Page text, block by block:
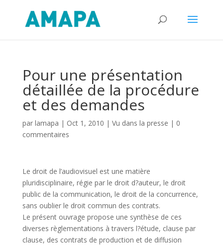
Pour une présentation
détaillée de la procédure
et des demandes
par lamapa | Oct 1, 2010 | Vu dans la presse | 0
commentaires
Le droit de l’audiovisuel est une matière
pluridisciplinaire, régie par le droit d?auteur, le droit
public de la communication, le droit de la concurrence,
sans oublier le droit commun des contrats.
Le présent ouvrage propose une synthèse de ces
diverses règlementations à travers l?étude, clause par
clause, des contrats de production et de diffusion